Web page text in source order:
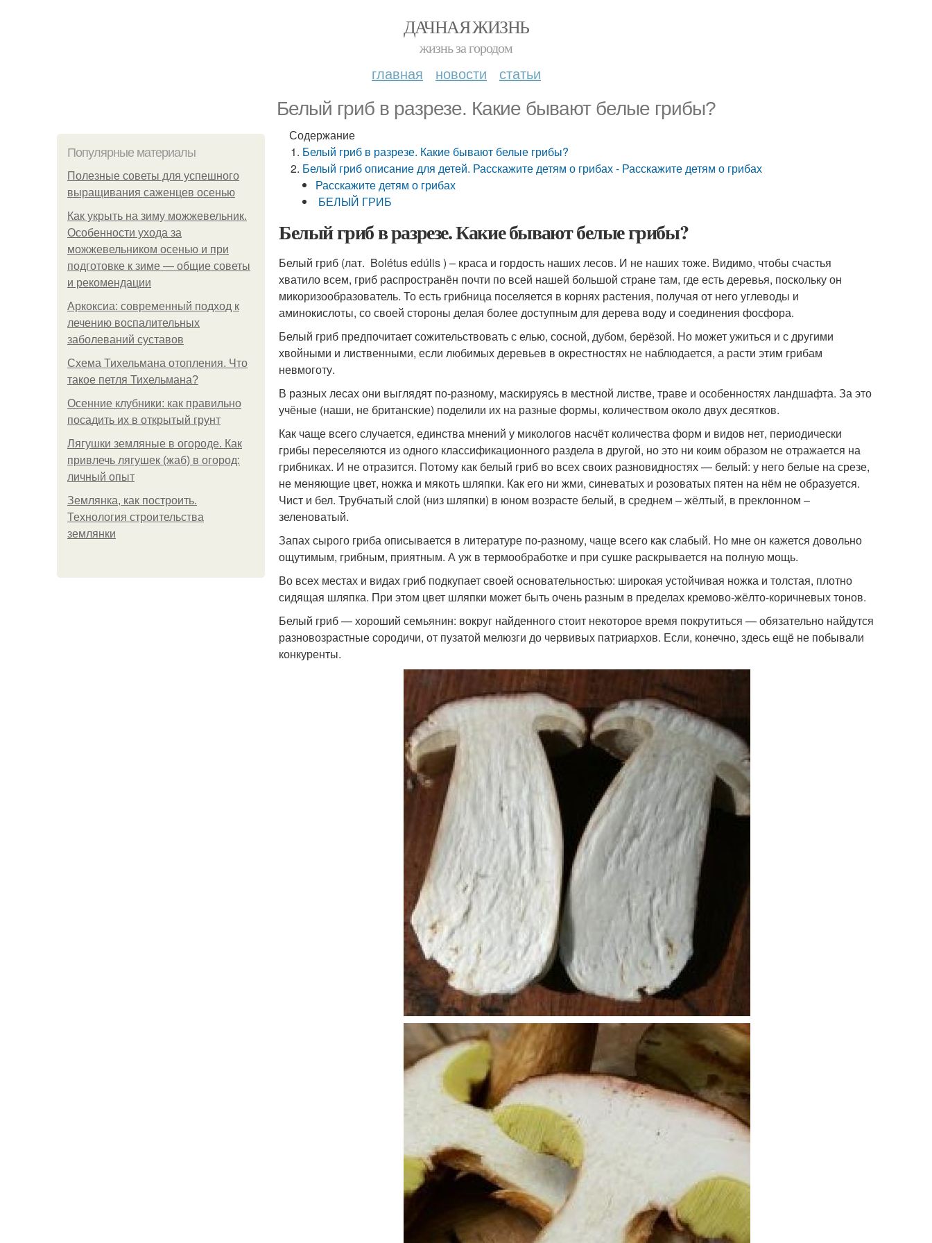
ДАЧНАЯ ЖИЗНЬ
жизнь за городом
главная новости статьи
Белый гриб в разрезе. Какие бывают белые грибы?
Популярные материалы
Полезные советы для успешного
выращивания саженцев осенью
Как укрыть на зиму можжевельник.
Особенности ухода за
можжевельником осенью и при
подготовке к зиме — общие советы
и рекомендации
Аркоксиа: современный подход к
лечению воспалительных
заболеваний суставов
Схема Тихельмана отопления. Что
такое петля Тихельмана?
Осенние клубники: как правильно
посадить их в открытый грунт
Лягушки земляные в огороде. Как
привлечь лягушек (жаб) в огород:
личный опыт
Землянка, как построить.
Технология строительства
землянки
Содержание
Белый гриб в разрезе. Какие бывают белые грибы?
Белый гриб описание для детей. Расскажите детям о грибах - Расскажите детям о грибах
Расскажите детям о грибах
БЕЛЫЙ ГРИБ
Белый гриб в разрезе. Какие бывают белые грибы?
Белый гриб (лат. Bolétus edúlis ) – краса и гордость наших лесов. И не наших тоже. Видимо, чтобы счастья
хватило всем, гриб распространён почти по всей нашей большой стране там, где есть деревья, поскольку он
микоризообразователь. То есть грибница поселяется в корнях растения, получая от него углеводы и
аминокислоты, со своей стороны делая более доступным для дерева воду и соединения фосфора.
Белый гриб предпочитает сожительствовать с елью, сосной, дубом, берёзой. Но может ужиться и с другими
хвойными и лиственными, если любимых деревьев в окрестностях не наблюдается, а расти этим грибам
невмоготу.
В разных лесах они выглядят по-разному, маскируясь в местной листве, траве и особенностях ландшафта. За это
учёные (наши, не британские) поделили их на разные формы, количеством около двух десятков.
Как чаще всего случается, единства мнений у микологов насчёт количества форм и видов нет, периодически
грибы переселяются из одного классификационного раздела в другой, но это ни коим образом не отражается на
грибниках. И не отразится. Потому как белый гриб во всех своих разновидностях — белый: у него белые на срезе,
не меняющие цвет, ножка и мякоть шляпки. Как его ни жми, синеватых и розоватых пятен на нём не образуется.
Чист и бел. Трубчатый слой (низ шляпки) в юном возрасте белый, в среднем – жёлтый, в преклонном –
зеленоватый.
Запах сырого гриба описывается в литературе по-разному, чаще всего как слабый. Но мне он кажется довольно
ощутимым, грибным, приятным. А уж в термообработке и при сушке раскрывается на полную мощь.
Во всех местах и видах гриб подкупает своей основательностью: широкая устойчивая ножка и толстая, плотно
сидящая шляпка. При этом цвет шляпки может быть очень разным в пределах кремово-жёлто-коричневых тонов.
Белый гриб — хороший семьянин: вокруг найденного стоит некоторое время покрутиться — обязательно найдутся
разновозрастные сородичи, от пузатой мелюзги до червивых патриархов. Если, конечно, здесь ещё не побывали
конкуренты.